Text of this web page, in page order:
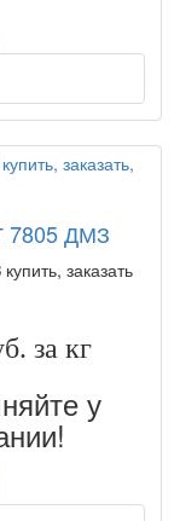
7805 ДМЗ
заказать
за кг
у